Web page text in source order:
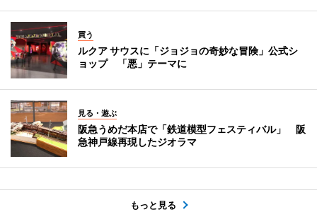
買う
ルクア サウスに「ジョジョの奇妙な冒険」公式シ
ョップ 「悪」テーマに
見る・遊ぶ
阪急うめだ本店で「鉄道模型フェスティバル」 阪
急神戸線再現したジオラマ
もっと見る